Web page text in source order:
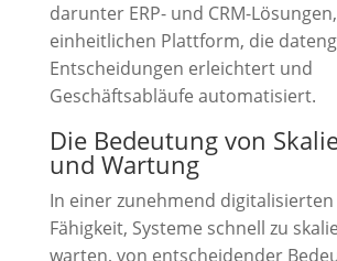
darunter ERP- und CRM-
einheitlichen Plattform, die
Entscheidungen erleichtert und
Geschäftsabläufe automatisiert.
Die Bedeutung von
und Wartung
In einer zunehmend
Fähigkeit, Systeme schnell zu
warten, von entscheidender